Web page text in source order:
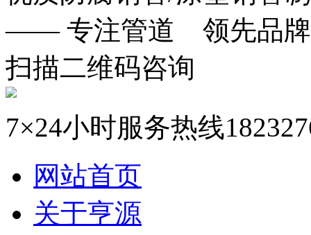
—— 专注管道 领先品
扫描二维码咨询
7×24小时服务热线
网站首页
关于亨源